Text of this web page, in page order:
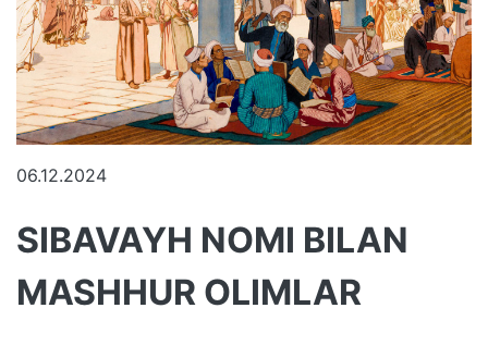
06.12.2024
SIBAVAYH NOMI BILAN
MASHHUR OLIMLAR